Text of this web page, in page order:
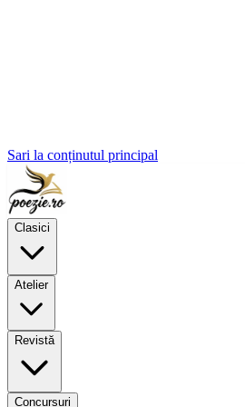
Sari la conținutul principal
Clasici
Atelier
Revistă
Concursuri